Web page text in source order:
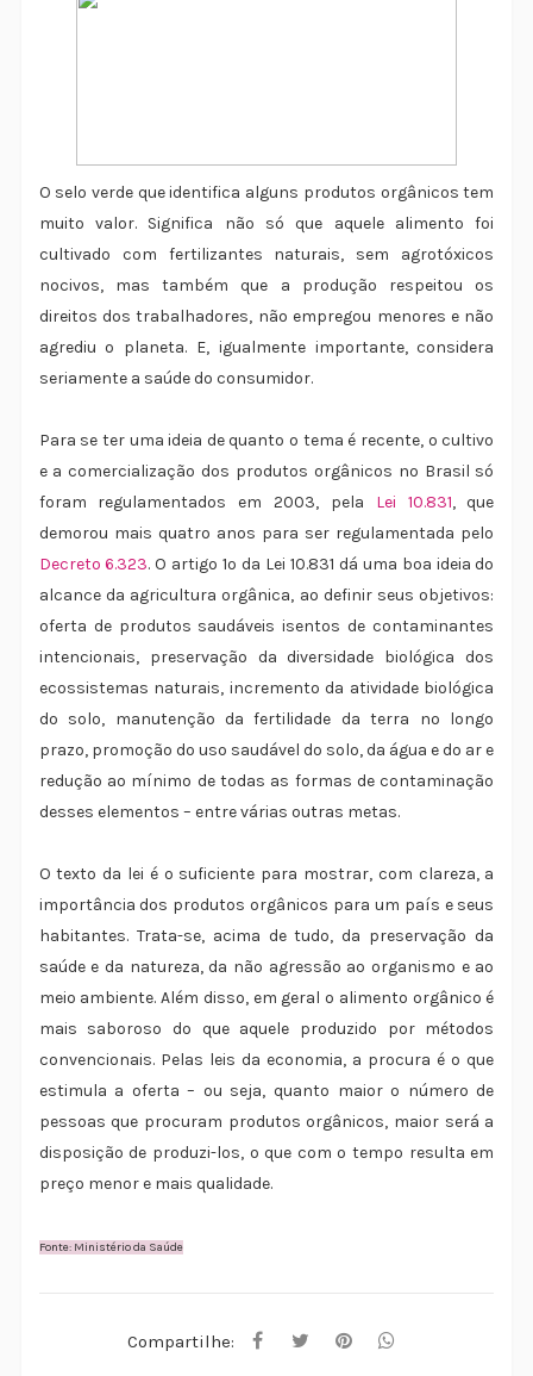
O selo verde que identifica alguns produtos orgânicos tem
muito valor. Significa não só que aquele alimento foi
cultivado com fertilizantes naturais, sem agrotóxicos
nocivos, mas também que a produção respeitou os
direitos dos trabalhadores, não empregou menores e não
agrediu o planeta. E, igualmente importante, considera
seriamente a saúde do consumidor.
Para se ter uma ideia de quanto o tema é recente, o cultivo
e a comercialização dos produtos orgânicos no Brasil só
foram regulamentados em 2003, pela Lei 10.831, que
demorou mais quatro anos para ser regulamentada pelo
Decreto 6.323. O artigo 1º da Lei 10.831 dá uma boa ideia do
alcance da agricultura orgânica, ao definir seus objetivos:
oferta de produtos saudáveis isentos de contaminantes
intencionais, preservação da diversidade biológica dos
ecossistemas naturais, incremento da atividade biológica
do solo, manutenção da fertilidade da terra no longo
prazo, promoção do uso saudável do solo, da água e do ar e
redução ao mínimo de todas as formas de contaminação
desses elementos – entre várias outras metas.
O texto da lei é o suficiente para mostrar, com clareza, a
importância dos produtos orgânicos para um país e seus
habitantes. Trata-se, acima de tudo, da preservação da
saúde e da natureza, da não agressão ao organismo e ao
meio ambiente. Além disso, em geral o alimento orgânico é
mais saboroso do que aquele produzido por métodos
convencionais. Pelas leis da economia, a procura é o que
estimula a oferta – ou seja, quanto maior o número de
pessoas que procuram produtos orgânicos, maior será a
disposição de produzi-los, o que com o tempo resulta em
preço menor e mais qualidade.
Fonte: Ministério da Saúde
Compartilhe: